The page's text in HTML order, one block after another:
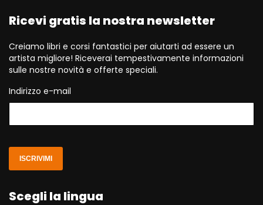
Ricevi gratis la nostra newsletter
Creiamo libri e corsi fantastici per aiutarti ad essere un
artista migliore! Riceverai tempestivamente informazioni
sulle nostre novità e offerte speciali.
Indirizzo e-mail
ISCRIVIMI
Scegli la lingua